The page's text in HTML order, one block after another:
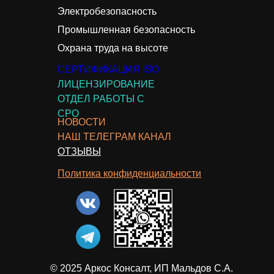
© 2025 Аркос Консалт, ИП Мальдов С.А.
Политика конфиденциальности
Электробезопасность
Промышленная безопасность
СЕРТИФИКАЦИЯ ISO
ОТДЕЛ РАБОТЫ С
СРО
ЛИЦЕНЗИРОВАНИЕ
НОВОСТИ
ОТЗЫВЫ
НАШ ТЕЛЕГРАМ КАНАЛ
Охрана труда на высоте